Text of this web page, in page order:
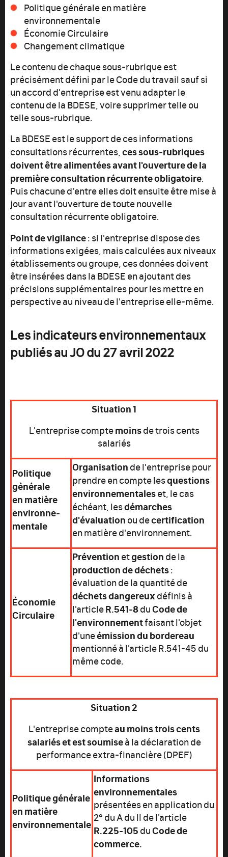
Politique générale en matière
environnementale
Économie Circulaire
Changement climatique
Le contenu de chaque sous-rubrique est
précisément défini par le Code du travail sauf si
un accord d'entreprise est venu adapter le
contenu de la BDESE, voire supprimer telle ou
telle sous-rubrique.
La BDESE est le support de ces informations
consultations récurrentes,ces sous-rubriques
doivent être alimentées avant l'ouverture de la
première consultation récurrente obligatoire.
Puis chacune d'entre elles doit ensuite être mise à
jour avant l'ouverture de toute nouvelle
consultation récurrente obligatoire.
Point de vigilance: si l'entreprise dispose des
informations exigées, mais calculées aux niveaux
établissements ou groupe, ces données doivent
être insérées dans la BDESE en ajoutant des
précisions supplémentaires pour les mettre en
perspective au niveau de l'entreprise elle-même.
Les indicateurs environnementaux
publiés au JO du 27 avril 2022
Situation 1
L'entreprise comptemoinsde trois cents
salariés
Politique
générale
en matière
environne-
mentale
Organisationde l'entreprise pour
prendre en compte lesquestions
environnementaleset, le cas
échéant, lesdémarches
d'évaluationou decertification
en matière d'environnement.
Économie
Circulaire
Préventionetgestionde la
productiondedéchets:
évaluation de la quantité de
déchetsdangereuxdéfinis à
l'articleR.541-8duCode de
l'environnementfaisant l'objet
d'uneémissiondubordereau
mentionné à l'article R.541-45 du
même code.
Situation 2
L'entreprise compteau moins trois cents
salariés et est soumiseà la déclaration de
performance extra-financière (DPEF)
Politique générale
en matière
environnementale
Informations
environnementales
présentées en application du
2° du A du II de l'article
R.225-105duCode de
commerce.